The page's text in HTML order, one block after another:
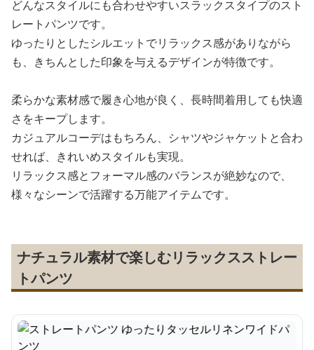
どんなスタイルにも合わせやすいスラックスタイプのスト
レートパンツです。
ゆったりとしたシルエットでリラックス感がありながら
も、きちんとした印象を与えるデザインが特徴です。
柔らかな素材感で履き心地が良く、長時間着用しても快適
さをキープします。
カジュアルコーデはもちろん、シャツやジャケットと合わ
せれば、きれいめスタイルも実現。
リラックス感とフォーマル感のバランスが絶妙なので、
様々なシーンで活躍する万能アイテムです。
ナチュラル素材で楽しむリラックスストレー
トパンツ